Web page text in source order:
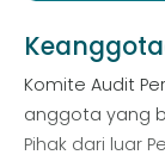
Komite Audit
anggota yang
Pihak dari luar